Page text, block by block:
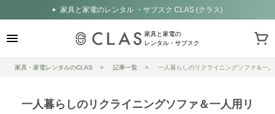
家具と家電のレンタル ・サブスク CLAS (クラス)
家具と家電の
レンタル・サブスク
家具・家電レンタルのCLAS 記事一覧 一人暮らしのリクライニングソファ＆一
一人暮らしのリクライニングソファ＆一人用リ